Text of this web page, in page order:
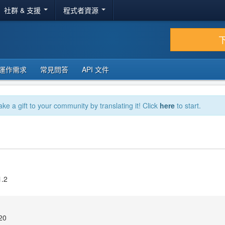
社群 & 支援 程式者資源
作需求 常見問答 API 文件
a gift to your community by translating it! Click here to start.